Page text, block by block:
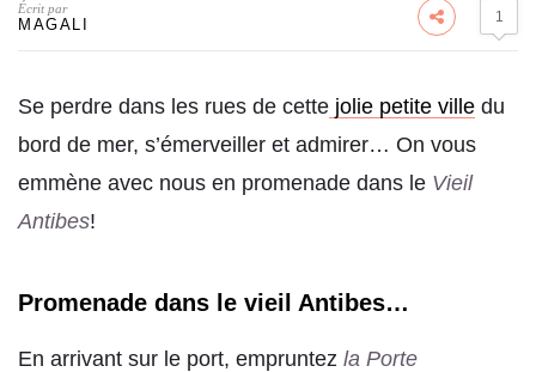
Écrit par
MAGALI 1
Se perdre dans les rues de cette jolie petite ville du
bord de mer, s’émerveiller et admirer… On vous
emmène avec nous en promenade dans le Vieil
Antibes!
Promenade dans le vieil Antibes…
En arrivant sur le port, empruntez la Porte